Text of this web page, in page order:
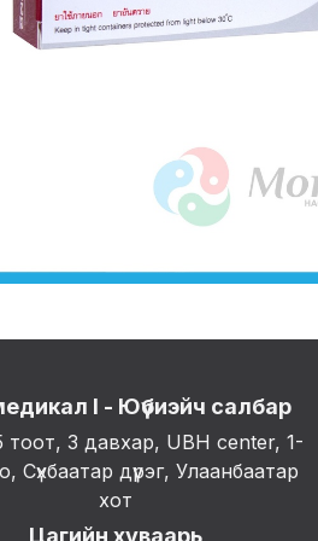
I - Юүбиэйч салбар
тоот, 3 давхар, UBH center, 1-
Сүхбаатар дүүрэг, Улаанбаатар
хот